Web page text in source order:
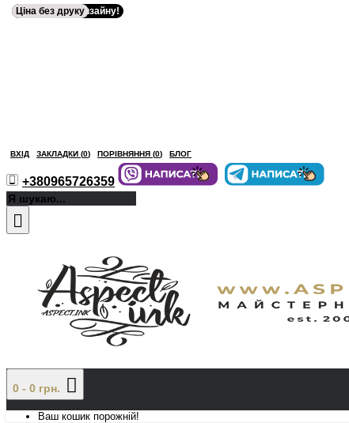
ВХІД ЗАКЛАДКИ (0) ПОРІВНЯННЯ (0) БЛОГ
+380965726359
0 - 0 грн.
Ваш кошик порожній!
Ціна без друку
Без вартості дизайну!
Ціна без друку